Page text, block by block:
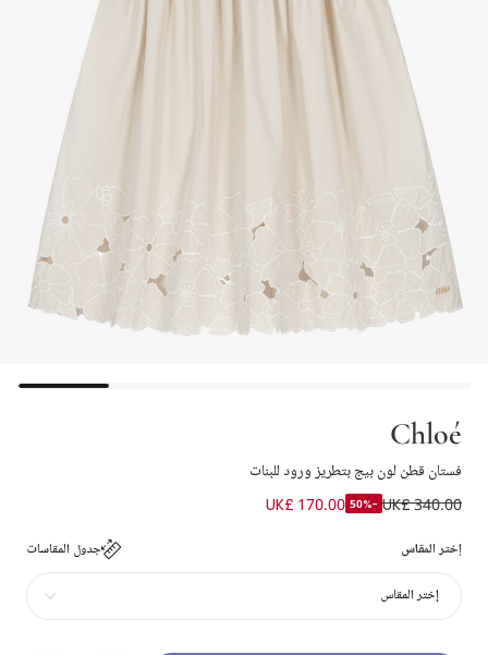
Chloé
فستان قطن لون بيج بتطريز ورود للبنات
UK£ 340.00
-50%
UK£ 170.00
إختر المقاس جدول المقاسات
إختر المقاس